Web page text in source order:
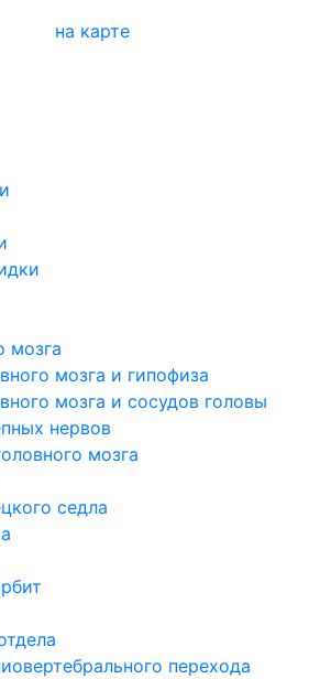
на карте
мозга
мозга и гипофиза
мозга и сосудов головы
нервов
мозга
седла
перехода